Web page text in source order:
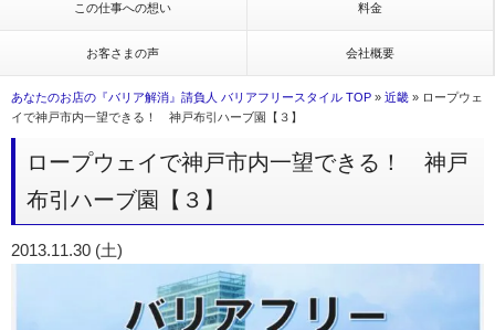
この仕事への想い 料金
お客さまの声 会社概要
あなたのお店の『バリア解消』請負人 バリアフリースタイル TOP » 近畿 » ロープウェ
イで神戸市内一望できる！ 神戸布引ハーブ園【３】
ロープウェイで神戸市内一望できる！ 神戸
布引ハーブ園【３】
2013.11.30 (土)